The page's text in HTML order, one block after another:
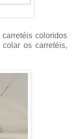
coloridos
os carretéis,